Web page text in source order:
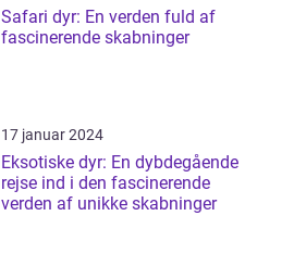
Safari dyr: En verden fuld af
fascinerende skabninger
17 januar 2024
Eksotiske dyr: En dybdegående
rejse ind i den fascinerende
verden af unikke skabninger